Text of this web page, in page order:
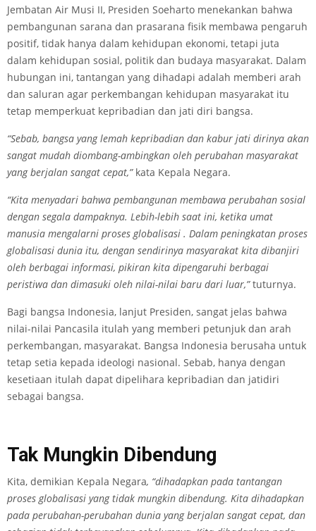
Jembatan Air Musi II, Presiden Soeharto menekankan bahwa
pembangunan sarana dan prasarana fisik membawa pengaruh
positif, tidak hanya dalam kehidupan ekonomi, tetapi juta
dalam kehidupan sosial, politik dan budaya masyarakat. Dalam
hubungan ini, tantangan yang dihadapi adalah memberi arah
dan saluran agar perkembangan kehidupan masyarakat itu
tetap memperkuat kepribadian dan jati diri bangsa.
“Sebab, bangsa yang lemah kepribadian dan kabur jati dirinya akan
sangat mudah diombang-ambingkan oleh perubahan masyarakat
yang berjalan sangat cepat,”kata Kepala Negara.
“Kita menyadari bahwa pembangunan membawa perubahan sosial
dengan segala dampaknya. Lebih-lebih saat ini, ketika umat
manusia mengalarni proses globalisasi . Dalam peningkatan proses
globalisasi dunia itu, dengan sendirinya masyarakat kita dibanjiri
oleh berbagai informasi, pikiran kita dipengaruhi berbagai
peristiwa dan dimasuki oleh nilai-nilai baru dari luar,”tuturnya.
Bagi bangsa Indonesia, lanjut Presiden, sangat jelas bahwa
nilai-nilai Pancasila itulah yang memberi petunjuk dan arah
perkembangan, masyarakat. Bangsa Indonesia berusaha untuk
tetap setia kepada ideologi nasional. Sebab, hanya dengan
kesetiaan itulah dapat dipelihara kepribadian dan jatidiri
sebagai bangsa.
Tak Mungkin Dibendung
Kita, demikian Kepala Negara, “dihadapkan pada tantangan
proses globalisasi yang tidak mungkin dibendung. Kita dihadapkan
pada perubahan-perubahan dunia yang berjalan sangat cepat, dan